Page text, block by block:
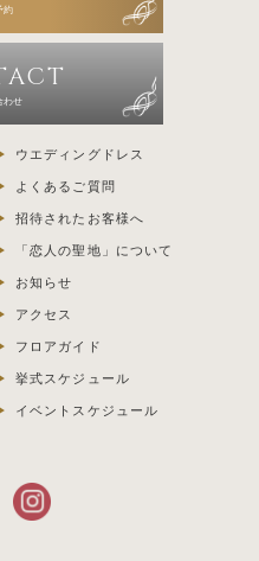
約
わせ
ウエディングドレス
よくあるご質問
招待されたお客様へ
「恋人の聖地」について
お知らせ
アクセス
フロアガイド
挙式スケジュール
イベントスケジュール